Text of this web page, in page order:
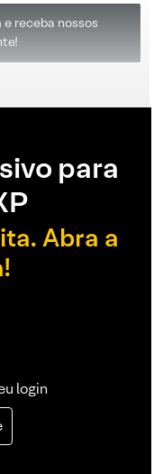
receba nossos
para
Abra a
login